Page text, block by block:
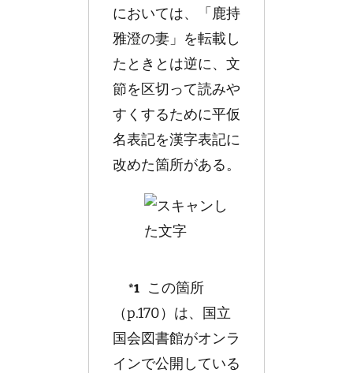
においては、「鹿持
雅澄の妻」を転載し
たときとは逆に、文
節を区切って読みや
すくするために平仮
名表記を漢字表記に
改めた箇所がある。
*1
この箇所
（p.170）は、国立
国会図書館がオンラ
インで公開している